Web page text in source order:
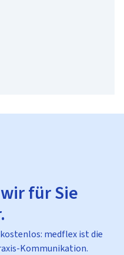
für Sie
medflex ist die
Kommunikation.